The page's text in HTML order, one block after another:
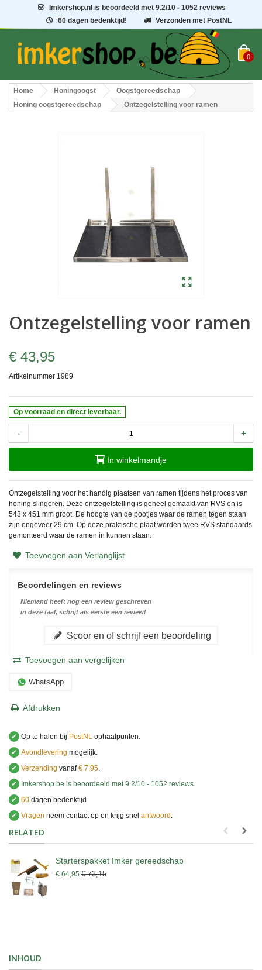
Imkershop.nl is beoordeeld met9.2/10 - 1052 reviews
60 dagen bedenktijd!
Verzonden met PostNL
0
Home Honingoogst
Oogstgereedschap
Honing oogstgereedschap
Ontzegelstelling voor ramen
Ontzegelstelling voor ramen
€ 43,95
Artikelnummer 1989
Op voorraad en direct leverbaar.
- +
In winkelmandje
Ontzegelstelling voor het handig plaatsen van ramen tijdens het proces van
honing slingeren. Deze ontzegelstelling is geheel gemaakt van RVS en is
543 x 451 mm groot. De hoogte van de pootjes waar de ramen tegen staan
zijn ongeveer 29 cm. Op deze praktische plaat worden twee RVS standaards
gemonteerd waar de ramen in kunnen staan.
Toevoegen aan Verlanglijst
Beoordelingen en reviews
Niemand heeft nog een review geschreven
in deze taal, schrijf als eerste een review!
Scoor en of schrijf een beoordeling
Toevoegen aan vergelijken
WhatsApp
Afdrukken
✔ Op te halen bij PostNL ophaalpunten.
✔ Avondlevering mogelijk.
✔ Verzending vanaf€ 7,95.
✔
Imkershop.be is beoordeeld met9.2/10 - 1052 reviews.
✔ 60 dagen bedenktijd.
✔ Vragen neem contact op en krijg snel antwoord .
RELATED
Starterspakket Imker gereedschap
€ 64,95 € 73,15
INHOUD